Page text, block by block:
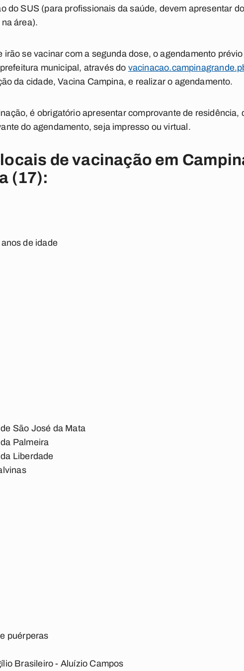
do SUS (para profissionais da saúde, devem apresentar
área).
irão se vacinar com a segunda dose, o agendamento
municipal, através do
da cidade, Vacina Campina, e realizar o agendamento.
é obrigatório apresentar comprovante de residência,
do agendamento, seja impresso ou virtual.
de vacinação em
(17):
de idade
São José da Mata
Palmeira
Liberdade
puérperas
Brasileiro - Aluízio Campos